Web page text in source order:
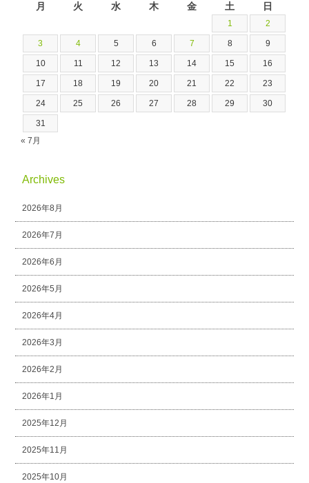
月 火 水 木 金 土 日
1 2
3 4 5 6 7 8 9
10 11 12 13 14 15 16
17 18 19 20 21 22 23
24 25 26 27 28 29 30
31
« 7月
Archives
2026年8月
2026年7月
2026年6月
2026年5月
2026年4月
2026年3月
2026年2月
2026年1月
2025年12月
2025年11月
2025年10月